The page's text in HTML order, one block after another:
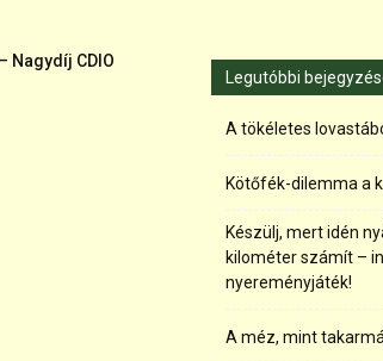
Nagydíj CDIO
Legutóbbi
A tökéletes
Kötőfék-dilemma a
Készülj, mert idén
kilométer számít –
nyereményjáték!
A méz, mint